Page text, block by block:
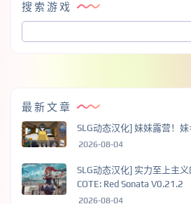
搜索游戏
最新文章
SLG动态汉化] 妹妹露营！
2026-08-04
SLG动态汉化] 实力至上主
COTE: Red Sonata V0.21.2
2026-08-04